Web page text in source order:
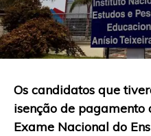
Os candidatos que
isenção de
Exame Nacional do